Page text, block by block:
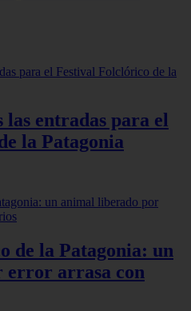
las entradas para el
la Patagonia
de la Patagonia: un
error arrasa con